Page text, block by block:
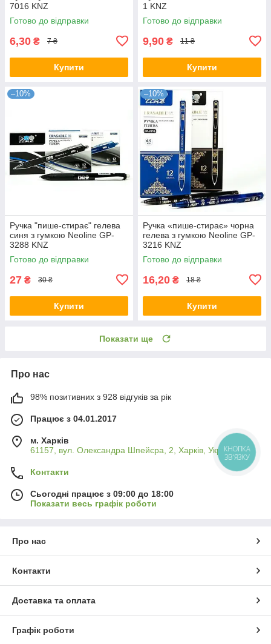
7016 KNZ
Готово до відправки
6,30 ₴ 7 ₴
Купити
1 KNZ
Готово до відправки
9,90 ₴ 11 ₴
Купити
–10%
Ручка "пише-стирає" гелева
синя з гумкою Neoline GP-
3288 KNZ
Готово до відправки
27 ₴ 30 ₴
Купити
–10%
Ручка «пише-стирає» чорна
гелева з гумкою Neoline GP-
3216 KNZ
Готово до відправки
16,20 ₴ 18 ₴
Купити
Показати ще
Про нас
98% позитивних з 928 відгуків за рік
Працює з 04.01.2017
м. Харків
61157, вул. Олександра Шпейєра, 2, Харків, Україна
Контакти
Сьогодні працює з 09:00 до 18:00
Показати весь графік роботи
Про нас
Контакти
Доставка та оплата
Графік роботи
КНОПКА
ЗВ'ЯЗКУ